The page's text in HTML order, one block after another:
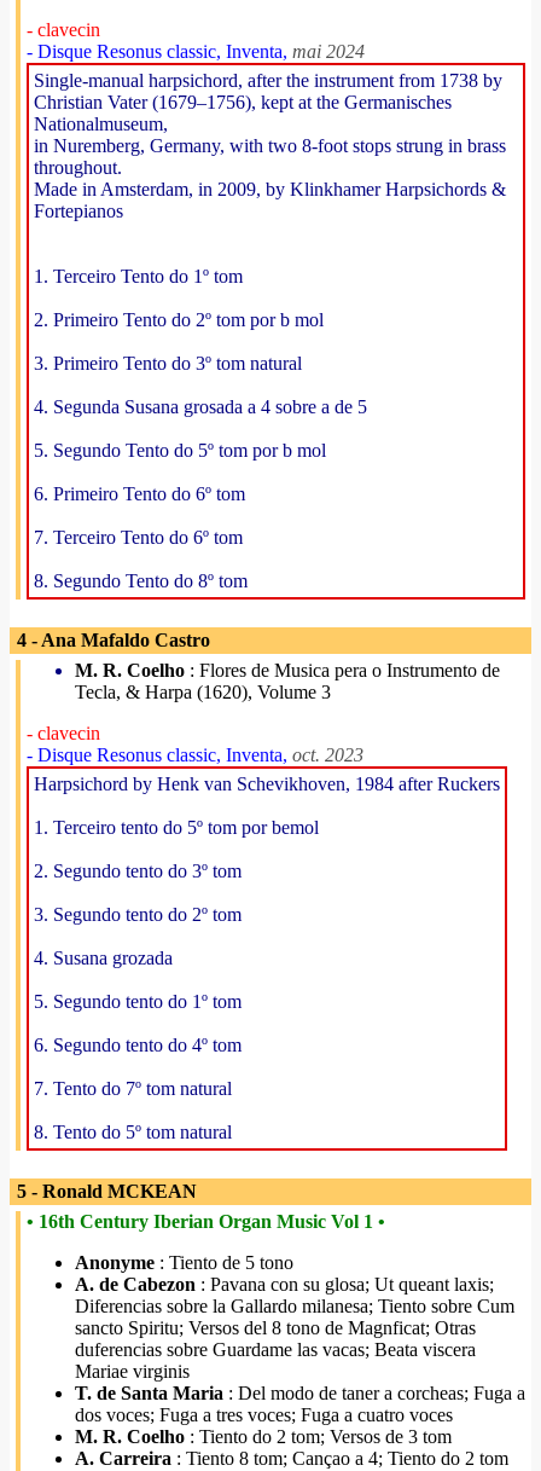
- clavecin
- Disque Resonus classic, Inventa, mai 2024
Single-manual harpsichord, after the instrument from 1738 by
Christian Vater (1679–1756), kept at the Germanisches
Nationalmuseum,
in Nuremberg, Germany, with two 8-foot stops strung in brass
throughout.
Made in Amsterdam, in 2009, by Klinkhamer Harpsichords &
Fortepianos
1. Terceiro Tento do 1º tom
2. Primeiro Tento do 2º tom por b mol
3. Primeiro Tento do 3º tom natural
4. Segunda Susana grosada a 4 sobre a de 5
5. Segundo Tento do 5º tom por b mol
6. Primeiro Tento do 6º tom
7. Terceiro Tento do 6º tom
8. Segundo Tento do 8º tom
4 - Ana Mafaldo Castro
M. R. Coelho : Flores de Musica pera o Instrumento de
Tecla, & Harpa (1620), Volume 3
- clavecin
- Disque Resonus classic, Inventa, oct. 2023
Harpsichord by Henk van Schevikhoven, 1984 after Ruckers
1. Terceiro tento do 5º tom por bemol
2. Segundo tento do 3º tom
3. Segundo tento do 2º tom
4. Susana grozada
5. Segundo tento do 1º tom
6. Segundo tento do 4º tom
7. Tento do 7º tom natural
8. Tento do 5º tom natural
5 - Ronald MCKEAN
• 16th Century Iberian Organ Music Vol 1 •
Anonyme : Tiento de 5 tono
A. de Cabezon : Pavana con su glosa; Ut queant laxis;
Diferencias sobre la Gallardo milanesa; Tiento sobre Cum
sancto Spiritu; Versos del 8 tono de Magnficat; Otras
duferencias sobre Guardame las vacas; Beata viscera
Mariae virginis
T. de Santa Maria : Del modo de taner a corcheas; Fuga a
dos voces; Fuga a tres voces; Fuga a cuatro voces
M. R. Coelho : Tiento do 2 tom; Versos de 3 tom
A. Carreira : Tiento 8 tom; Cançao a 4; Tiento do 2 tom